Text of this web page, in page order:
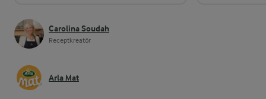
Carolina Soudah
Receptkreatör
Arla Mat